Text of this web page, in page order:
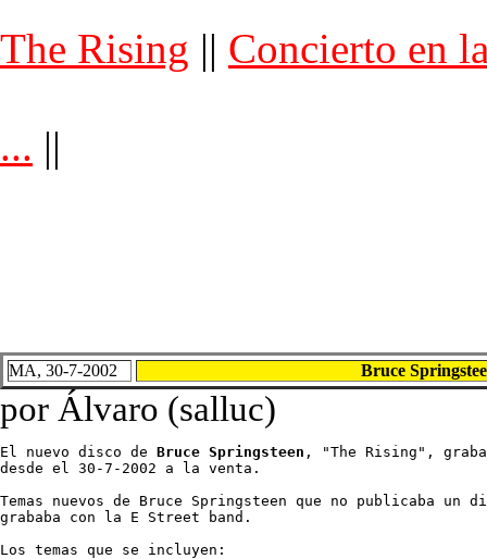
The Rising || Concierto en
... ||
MA, 30-7-2002 Bruce
por Álvaro (salluc)
El nuevo disco de Bruce Springsteen , "The Rising",
desde el 30-7-2002 a la venta.
Temas nuevos de Bruce Springsteen que no publicaba un
grababa con la E Street band.
Los temas que se incluyen: